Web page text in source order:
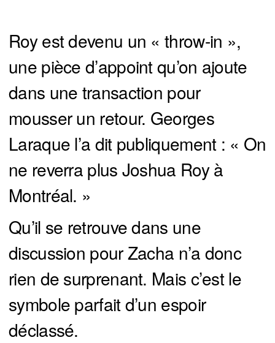
Roy est devenu un « throw-in »,
une pièce d’appoint qu’on ajoute
dans une transaction pour
mousser un retour. Georges
Laraque l’a dit publiquement : « On
ne reverra plus Joshua Roy à
Montréal. »
Qu’il se retrouve dans une
discussion pour Zacha n’a donc
rien de surprenant. Mais c’est le
symbole parfait d’un espoir
déclassé.